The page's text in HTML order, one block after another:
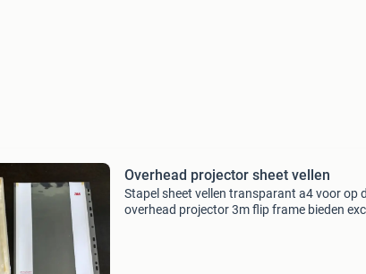
Overhead projector sheet vellen
Stapel sheet vellen transparant a4 voor op
overhead projector 3m flip frame bieden